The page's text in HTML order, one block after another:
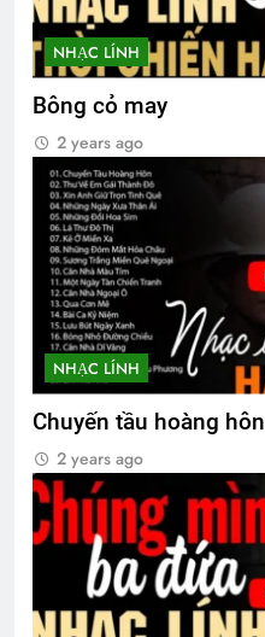
NHẠC LÍNH
Bông cỏ may
2 years ago
NHẠC LÍNH
Chuyến tầu hoàng hôn
2 years ago